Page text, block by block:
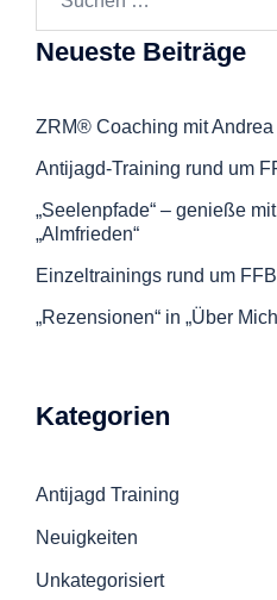
Neueste Beiträge
ZRM® Coaching mit Andrea
Antijagd-Training rund um
„Seelenpfade“ – genieße
„Almfrieden“
Einzeltrainings rund um
„Rezensionen“ in „Über
Kategorien
Antijagd Training
Neuigkeiten
Unkategorisiert